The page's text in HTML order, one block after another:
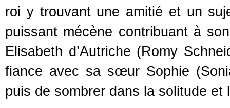
roi y trouvant une amitié et un
puissant mécène contribuant à
Elisabeth d’Autriche (Romy
fiance avec sa sœur Sophie
puis de sombrer dans la solitude et